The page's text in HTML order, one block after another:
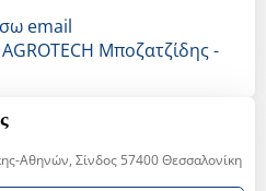
email
AGROTECH Μποζατζίδης -
Αθηνών, Σίνδος 57400 Θεσσαλονίκη